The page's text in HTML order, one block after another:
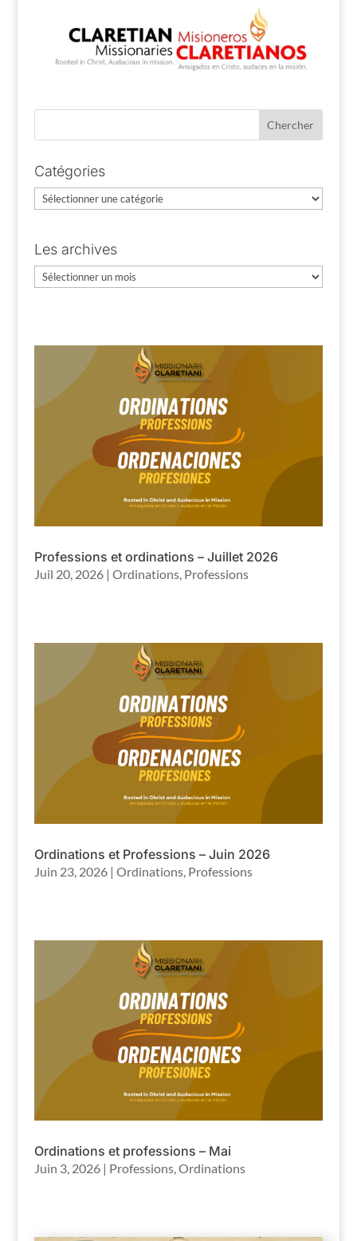
Catégories
Catégories
Les archives
Les
Professions et ordinations – Juillet 2026
Juil 20, 2026| Ordinations, Professions
Ordinations et Professions – Juin 2026
Juin 23, 2026| Ordinations, Professions
Ordinations et professions – Mai
Juin 3, 2026| Professions,Ordinations